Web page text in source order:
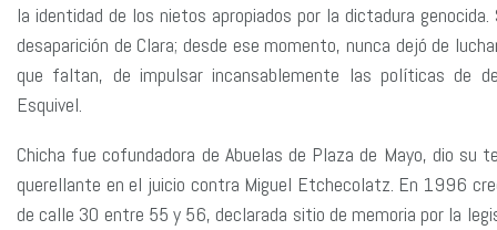
la identidad de los nietos apropiados por la dictadura
desaparición de Clara; desde ese momento, nunca dejó de
que faltan, de impulsar incansablemente las políticas de
Esquivel.
Chicha fue cofundadora de Abuelas de Plaza de Mayo, dio
querellante en el juicio contra Miguel Etchecolatz. En 1996
de calle 30 entre 55 y 56, declarada sitio de memoria por la